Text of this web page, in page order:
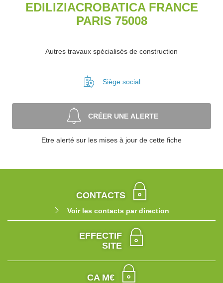
EDILIZIACROBATICA FRANCE
PARIS 75008
Autres travaux spécialisés de construction
Siège social
CRÉER UNE ALERTE
Etre alerté sur les mises à jour de cette fiche
CONTACTS
Voir les contacts par direction
EFFECTIF
SITE
CA M€